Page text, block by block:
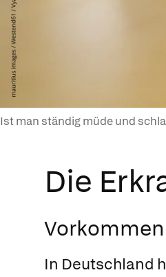
Ist man ständig müde und
Die
Vorkommen
In Deutschland